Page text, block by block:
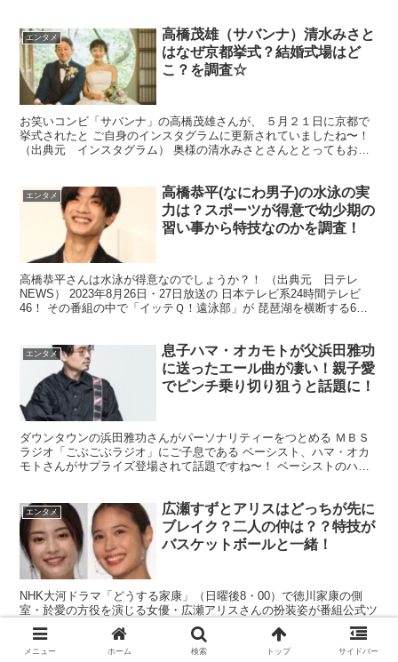
エンタメ
高橋茂雄（サバンナ）清水みさと
はなぜ京都挙式？結婚式場はど
こ？を調査☆
お笑いコンビ「サバンナ」の高橋茂雄さんが、 ５月２１日に京都で
挙式されたと ご自身のインスタグラムに更新されていましたね〜！
（出典元 インスタグラム） 奥様の清水みさとさんととってもお似
エンタメ
高橋恭平(なにわ男子)の水泳の実
力は？スポーツが得意で幼少期の
習い事から特技なのかを調査！
高橋恭平さんは水泳が得意なのでしょうか？！ （出典元 日テレ
NEWS） 2023年8月26日・27日放送の 日本テレビ系24時間テレビ
46！ その番組の中で「イッテＱ！遠泳部」が 琵琶湖を横断する6時
エンタメ
息子ハマ・オカモトが父浜田雅功
に送ったエール曲が凄い！親子愛
でピンチ乗り切り狙うと話題に！
ダウンタウンの浜田雅功さんがパーソナリティーをつとめる ＭＢＳ
ラジオ「ごぶごぶラジオ」にご子息である ベーシスト、ハマ・オカ
モトさんがサプライズ登場されて話題ですね〜！ ベーシストのハ
エンタメ
広瀬すずとアリスはどっちが先に
ブレイク？二人の仲は？？特技が
バスケットボールと一緒！
NHK大河ドラマ「どうする家康」（日曜後8・00）で徳川家康の側
室・於愛の方役を演じる女優・広瀬アリスさんの扮装姿が番組公式ツ
イッターで初公開され話題になっています。 （出典元 スポニチア
ネックス） 広瀬アリスさんといえば、広瀬すずさんのお...
メニュー ホーム 検索 トップ サイドバー